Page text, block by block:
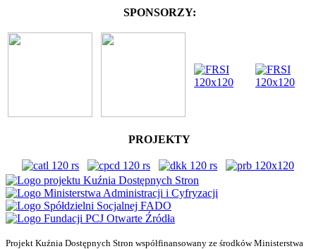
SPONSORZY:
PROJEKTY
Projekt Kuźnia Dostępnych Stron współfinansowany ze środków Ministerstwa